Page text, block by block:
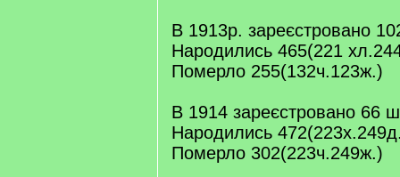
В 1913р. зареєстровано
Народились 465(221
Померло 255(132ч.123ж.)
В 1914 зареєстровано 66
Народились
Померло 302(223ч.249ж.)